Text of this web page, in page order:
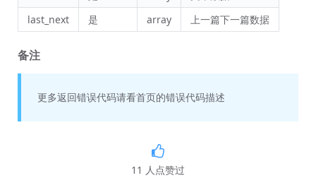
last_next
是 array 上一篇下一篇数据
备注
更多返回错误代码请看首页的错误代码描述
11 人点赞过